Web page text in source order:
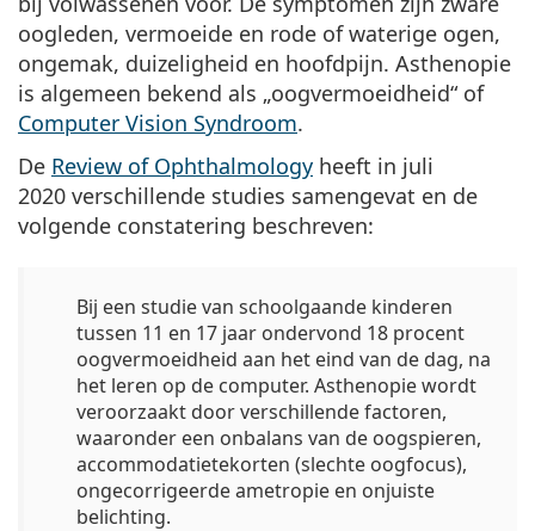
oogleden, vermoeide en rode of waterige ogen,
ongemak, duizeligheid en hoofdpijn. Asthenopie
is algemeen bekend als „oogvermoeidheid“ of
Computer Vision Syndroom.
De Review of Ophthalmology heeft in juli
2020 verschillende studies samengevat en de
volgende constatering beschreven:
Bij een studie van schoolgaande kinderen
tussen 11 en 17 jaar ondervond 18 procent
oogvermoeidheid aan het eind van de dag, na
het leren op de computer. Asthenopie wordt
veroorzaakt door verschillende factoren,
waaronder een onbalans van de oogspieren,
accommodatietekorten (slechte oogfocus),
ongecorrigeerde ametropie en onjuiste
belichting.